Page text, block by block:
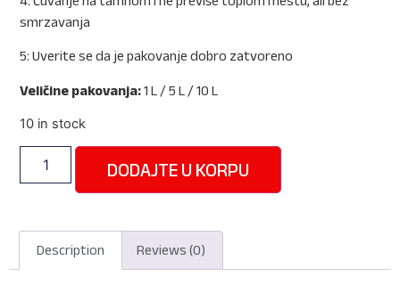
smrzavanja
5: Uverite se da je pakovanje dobro zatvoreno
Veličine pakovanja:1 L / 5 L / 10 L
10 in stock
DODAJTE U KORPU
Description Reviews (0)